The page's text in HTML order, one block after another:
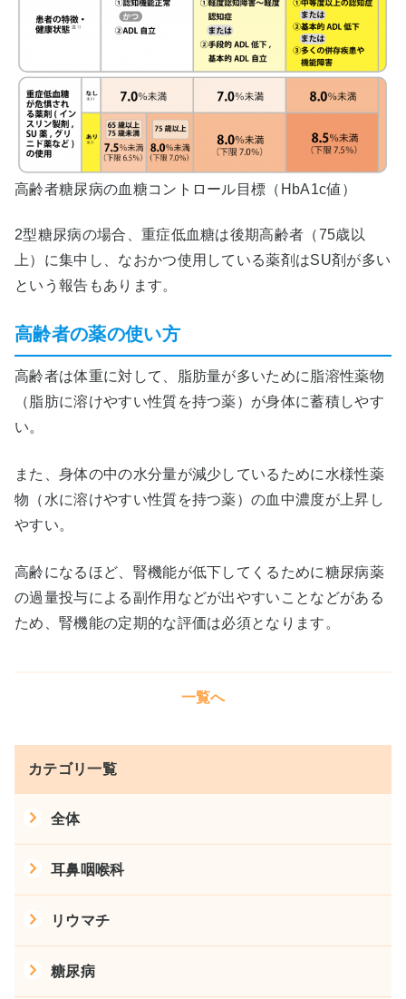
高齢者糖尿病の血糖コントロール目標（HbA1c値）
2型糖尿病の場合、重症低血糖は後期高齢者（75歳以
上）に集中し、なおかつ使用している薬剤はSU剤が多い
という報告もあります。
高齢者の薬の使い方
高齢者は体重に対して、脂肪量が多いために脂溶性薬物
（脂肪に溶けやすい性質を持つ薬）が身体に蓄積しやす
い。
また、身体の中の水分量が減少しているために水様性薬
物（水に溶けやすい性質を持つ薬）の血中濃度が上昇し
やすい。
高齢になるほど、腎機能が低下してくるために糖尿病薬
の過量投与による副作用などが出やすいことなどがある
ため、腎機能の定期的な評価は必須となります。
一覧へ
カテゴリ一覧
全体
耳鼻咽喉科
リウマチ
糖尿病